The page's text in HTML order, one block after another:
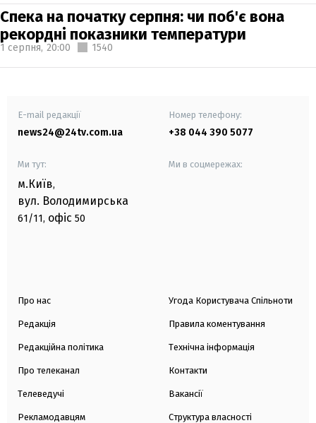
Спека на початку серпня: чи поб'є вона
рекордні показники температури
1 серпня, 20:00 1540
E-mail редакції
news24@24tv.com.ua
Номер телефону:
+38 044 390 5077
Ми тут:
м.Київ,
вул. Володимирська
61/11, офіс 50
Ми в соцмережах:
Про нас
Редакція
Редакційна політика
Про телеканал
Телеведучі
Рекламодавцям
Угода Користувача Спільноти
Правила коментування
Технічна інформація
Контакти
Вакансії
Структура власності